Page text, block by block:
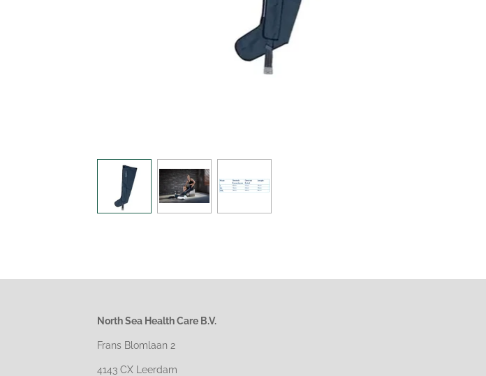
North Sea Health Care B.V.
Frans Blomlaan 2
4143 CX Leerdam